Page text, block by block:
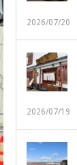
2026/07/20
2026/07/19